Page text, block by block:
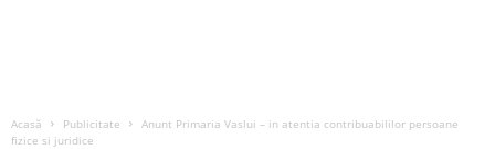
Acasă Publicitate
Anunt Primaria Vaslui – in atentia contribuabililor persoane
fizice si juridice